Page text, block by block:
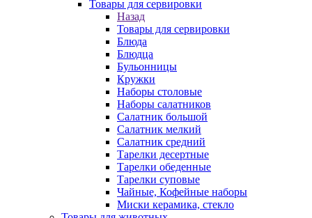
Товары для сервировки
Назад
Товары для сервировки
Блюда
Блюдца
Бульонницы
Кружки
Наборы столовые
Наборы салатников
Салатник большой
Салатник мелкий
Салатник средний
Тарелки десертные
Тарелки обеденные
Тарелки суповые
Чайные, Кофейные наборы
Миски керамика, стекло